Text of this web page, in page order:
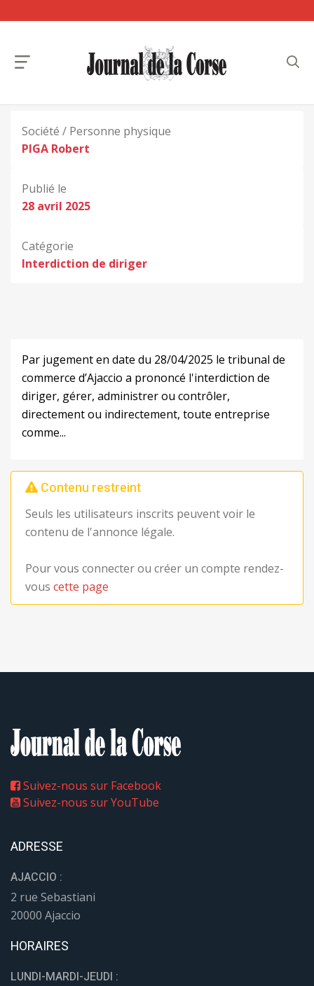
Société / Personne physique
PIGA Robert
Publié le
28 avril 2025
Catégorie
Interdiction de diriger
Par jugement en date du 28/04/2025 le tribunal de
commerce d’Ajaccio a prononcé l'interdiction de
diriger, gérer, administrer ou contrôler,
directement ou indirectement, toute entreprise
comme...
Contenu restreint
Seuls les utilisateurs inscrits peuvent voir le
contenu de l'annonce légale.
Pour vous connecter ou créer un compte rendez-
vous cette page
Suivez-nous sur Facebook
Suivez-nous sur YouTube
ADRESSE
AJACCIO :
2 rue Sebastiani
20000 Ajaccio
HORAIRES
LUNDI-MARDI-JEUDI :